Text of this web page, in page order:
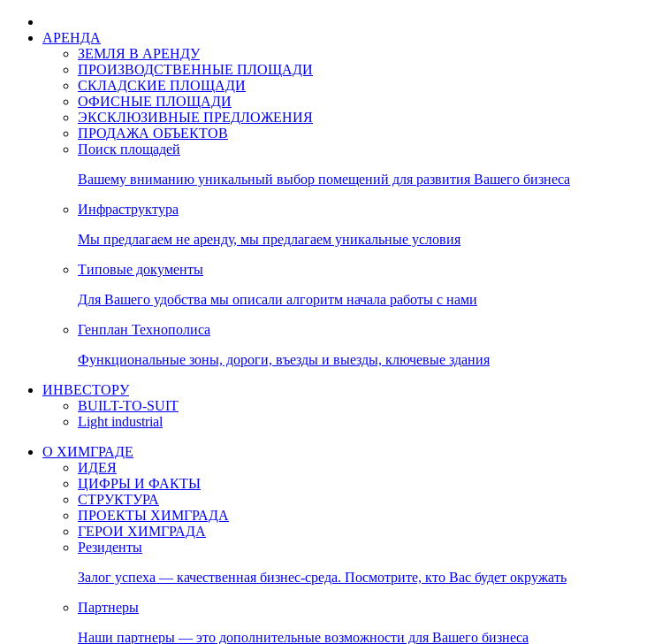
АРЕНДА
ЗЕМЛЯ В АРЕНДУ
ПРОИЗВОДСТВЕННЫЕ ПЛОЩАДИ
СКЛАДСКИЕ ПЛОЩАДИ
ОФИСНЫЕ ПЛОЩАДИ
ЭКСКЛЮЗИВНЫЕ ПРЕДЛОЖЕНИЯ
ПРОДАЖА ОБЪЕКТОВ
Поиск площадей
Вашему вниманию уникальный выбор помещений для развития Вашего бизнеса
Инфраструктура
Мы предлагаем не аренду, мы предлагаем уникальные условия
Типовые документы
Для Вашего удобства мы описали алгоритм начала работы с нами
Генплан Технополиса
Функциональные зоны, дороги, въезды и выезды, ключевые здания
ИНВЕСТОРУ
BUILT-TO-SUIT
Light industrial
О ХИМГРАДЕ
ИДЕЯ
ЦИФРЫ И ФАКТЫ
СТРУКТУРА
ПРОЕКТЫ ХИМГРАДА
ГЕРОИ ХИМГРАДА
Резиденты
Залог успеха — качественная бизнес-среда. Посмотрите, кто Вас будет окружать
Партнеры
Наши партнеры — это дополнительные возможности для Вашего бизнеса